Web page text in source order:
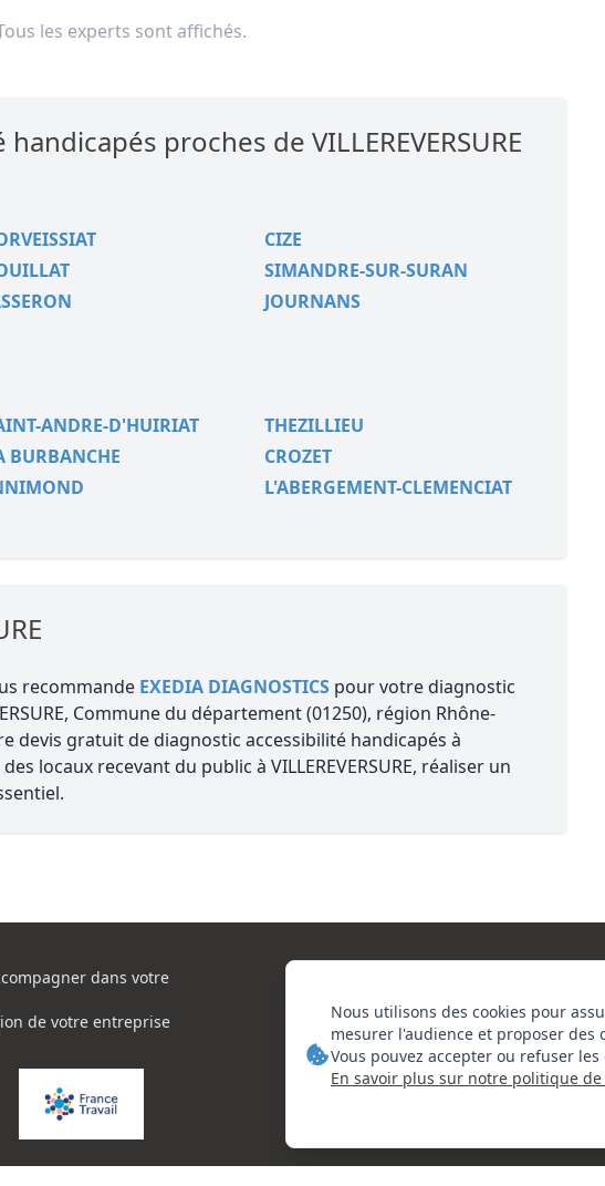
les experts sont affichés.
proches de VILLEREVERSURE
CIZE
SIMANDRE-SUR-SURAN
JOURNANS
ANDRE-D'HUIRIAT
THEZILLIEU
BURBANCHE
CROZET
L'ABERGEMENT-CLEMENCIAT
recommande EXEDIA DIAGNOSTICS pour votre diagnostic
Commune du département (01250), région Rhône-
devis gratuit de diagnostic accessibilité handicapés à
des locaux recevant du public à VILLEREVERSURE, réaliser un
Nous utilisons des cookies pour
mesurer l'audience et proposer des
Vous pouvez accepter ou refuser
En savoir plus sur notre politique
dans votre
de votre entreprise